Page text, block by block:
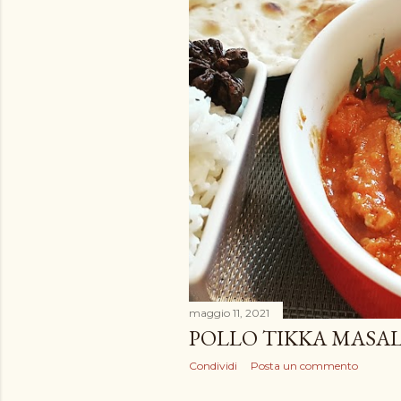
maggio 11, 2021
POLLO TIKKA
Condividi Posta un commento